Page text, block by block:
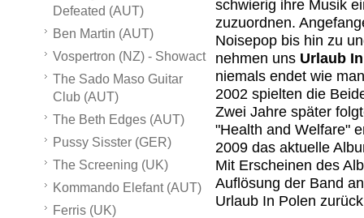
Defeated (AUT)
Ben Martin (AUT)
Vospertron (NZ) - Showact
The Sado Maso Guitar
Club (AUT)
The Beth Edges (AUT)
Pussy Sisster (GER)
The Screening (UK)
Kommando Elefant (AUT)
Ferris (UK)
schwierig ihre Musik
zuzuordnen.
Noisepop bis hin zu
nehmen uns Urlaub
niemals endet wie
2002 spielten die
Zwei Jahre später
"Health and Welfare"
2009 das aktuelle
Mit Erscheinen des
Auflösung der Band
Urlaub In Polen